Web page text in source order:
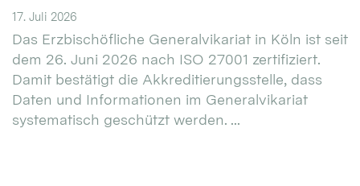
17. Juli 2026
Das Erzbischöfliche Generalvikariat in Köln ist seit
dem 26. Juni 2026 nach ISO 27001 zertifiziert.
Damit bestätigt die Akkreditierungsstelle, dass
Daten und Informationen im Generalvikariat
systematisch geschützt werden. ...